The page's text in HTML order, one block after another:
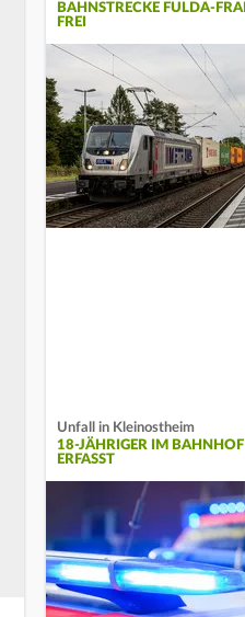
BAHNSTRECKE FULDA-
FREI
Unfall in Kleinostheim
18-JÄHRIGER IM
ERFASST